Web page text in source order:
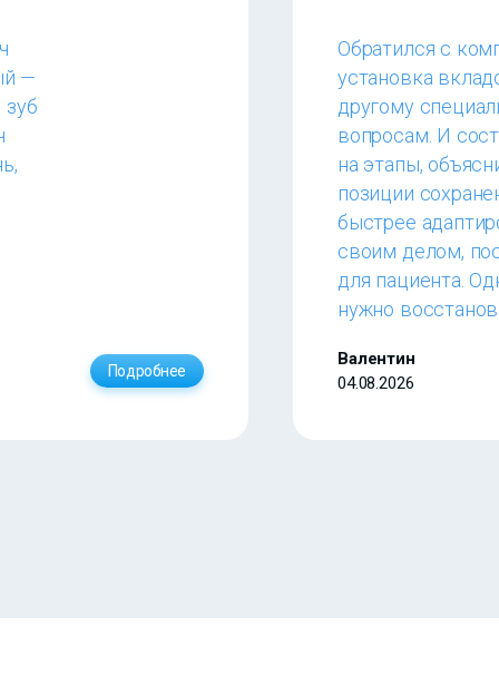
—
Подробнее
Обратился с
установка
другому
вопросам. И
на этапы,
позиции
быстрее
своим делом,
для пациента.
нужно
Валентин
04.08.2026